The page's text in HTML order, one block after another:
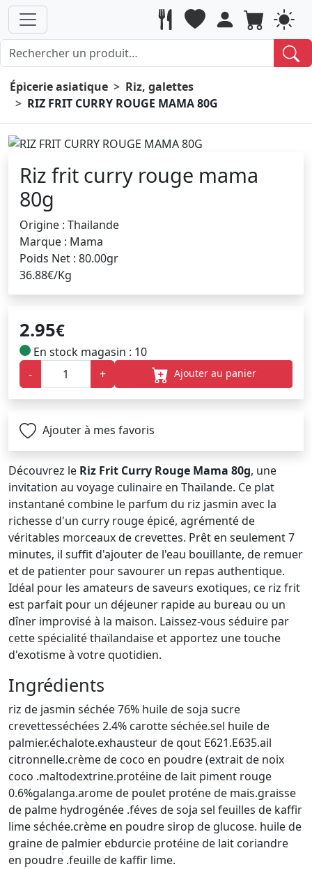
Épicerie asiatique
Riz, galettes
RIZ FRIT CURRY ROUGE MAMA 80G
Riz frit curry rouge mama
80g
Origine : Thailande
Marque : Mama
Poids Net : 80.00gr
36.88€/Kg
2.95€
En stock magasin : 10
-
+ Ajouter au panier
Ajouter à mes favoris
Découvrez le Riz Frit Curry Rouge Mama 80g, une
invitation au voyage culinaire en Thaïlande. Ce plat
instantané combine le parfum du riz jasmin avec la
richesse d'un curry rouge épicé, agrémenté de
véritables morceaux de crevettes. Prêt en seulement 7
minutes, il suffit d'ajouter de l'eau bouillante, de remuer
et de patienter pour savourer un repas authentique.
Idéal pour les amateurs de saveurs exotiques, ce riz frit
est parfait pour un déjeuner rapide au bureau ou un
dîner improvisé à la maison. Laissez-vous séduire par
cette spécialité thaïlandaise et apportez une touche
d'exotisme à votre quotidien.
Ingrédients
riz de jasmin séchée 76% huile de soja sucre
crevettesséchées 2.4% carotte séchée.sel huile de
palmier.échalote.exhausteur de qout E621.E635.ail
citronnelle.crème de coco en poudre (extrait de noix
coco .maltodextrine.protéine de lait piment rouge
0.6%galanga.arome de poulet proténe de mais.graisse
de palme hydrogénée .féves de soja sel feuilles de kaffir
lime séchée.crème en poudre sirop de glucose. huile de
graine de palmier ebdurcie protéine de lait coriandre
en poudre .feuille de kaffir lime.